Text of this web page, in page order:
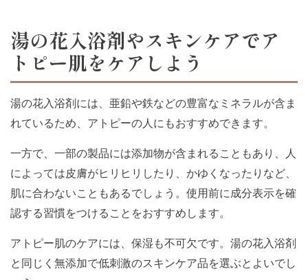
湯の花入浴剤やスキンケアでア
トピー肌をケアしよう
湯の花入浴剤には、亜鉛や鉄などの豊富なミネラルが含ま
れているため、アトピーの人にもおすすめできます。
一方で、一部の製品には添加物が含まれることもあり、人
によっては皮膚がヒリヒリしたり、かゆくなったりなど、
肌に合わないこともあるでしょう。使用前に成分表示を確
認する習慣をつけることをおすすめします。
アトピー肌のケアには、保湿も不可欠です。湯の花入浴剤
と同じく無添加で低刺激のスキンケア品を選ぶとよいでし